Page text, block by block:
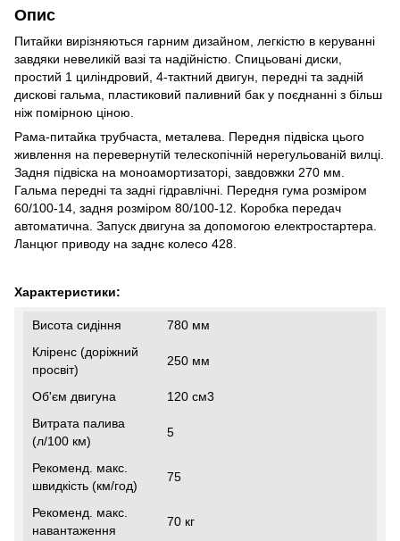
Опис
Питайки вирізняються гарним дизайном, легкістю в керуванні
завдяки невеликій вазі та надійністю. Спицьовані диски,
простий 1 циліндровий, 4-тактний двигун, передні та задній
дискові гальма, пластиковий паливний бак у поєднанні з більш
ніж помірною ціною.
Рама-питайка трубчаста, металева. Передня підвіска цього
живлення на перевернутій телескопічній нерегульованій вилці.
Задня підвіска на моноамортизаторі, завдовжки 270 мм.
Гальма передні та задні гідравлічні. Передня гума розміром
60/100-14, задня розміром 80/100-12. Коробка передач
автоматична. Запуск двигуна за допомогою електростартера.
Ланцюг приводу на заднє колесо 428.
Характеристики:
Висота сидіння
780 мм
Кліренс (доріжний
просвіт)
250 мм
Об'єм двигуна
120 см3
Витрата палива
(л/100 км)
5
Рекоменд. макс.
швидкість (км/год)
75
Рекоменд. макс.
навантаження
70 кг